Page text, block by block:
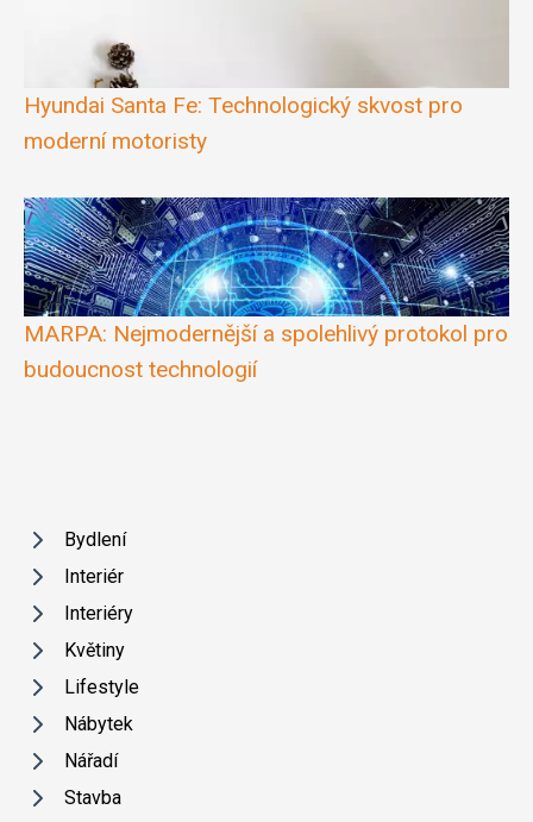
Hyundai Santa Fe: Technologický skvost pro
moderní motoristy
MARPA: Nejmodernější a spolehlivý protokol pro
budoucnost technologií
Bydlení
Interiér
Interiéry
Květiny
Lifestyle
Nábytek
Nářadí
Stavba